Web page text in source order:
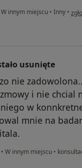
W innym miejscu • Inny • w
usunięte
nie
i nie chcial
w
mnie na
• W innym miejscu •